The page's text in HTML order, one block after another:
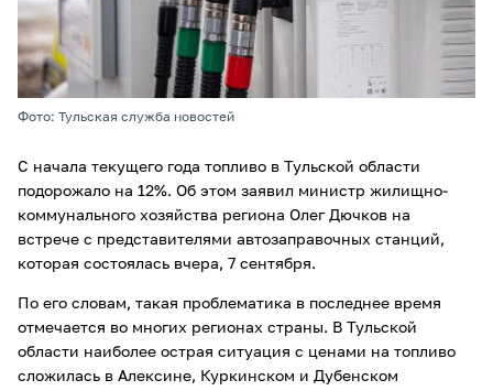
Фото: Тульская служба новостей
С начала текущего года топливо в Тульской области
подорожало на 12%. Об этом заявил министр жилищно-
коммунального хозяйства региона Олег Дючков на
встрече с представителями автозаправочных станций,
которая состоялась вчера, 7 сентября.
По его словам, такая проблематика в последнее время
отмечается во многих регионах страны. В Тульской
области наиболее острая ситуация с ценами на топливо
сложилась в Алексине, Куркинском и Дубенском